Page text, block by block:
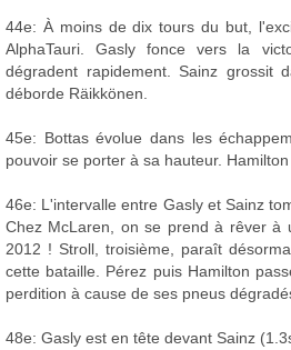
44e: À moins de dix tours du but,
AlphaTauri. Gasly fonce vers la
dégradent rapidement. Sainz grossit
déborde Räikkönen.
45e: Bottas évolue dans les
pouvoir se porter à sa hauteur.
46e: L'intervalle entre Gasly et Sainz
Chez McLaren, on se prend à rêver à
2012 ! Stroll, troisième, paraît
cette bataille. Pérez puis Hamilton
perdition à cause de ses pneus
48e: Gasly est en tête devant Sainz